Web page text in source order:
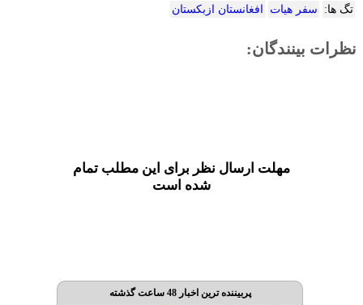
تگ ها: سفر هیات افغانستان ازبکستان
نظرات بینندگان:
مهلت ارسال نظر برای این مطلب تمام
شده است
پربیننده ترین اخبار 48 ساعت گذشته